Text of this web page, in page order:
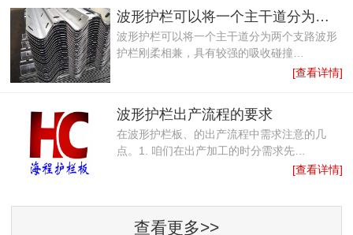
波形护栏可以将一个主干道分为两个支路
波形护栏可以将一个主干道分为两个支路波形
护栏刚柔相兼，具有较强的吸收碰撞…
[查看详情]
波形护栏出产流程的要求
在波形护栏板、的出产流程中需求注意的几
点。1. 咱们在出产加工的时分需求先…
[查看详情]
查看更多>>